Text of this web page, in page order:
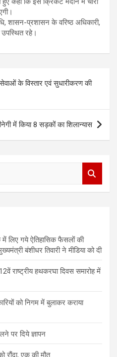
शासन-प्रशासन के वरिष्ठ अधिकारी,
रहे।
के विस्तार एवं सुधारीकरण की
में किया 8 सड़कों का शिलान्यास
लिए गये ऐतिहासिक फैसलों की
बंशीधर तिवारी ने मीडिया को दी
राष्ट्रीय हथकरघा दिवस समारोह में
को निगम में बुलाकर कराया
पर दिये ज्ञापन
रौंदा, एक की मौत